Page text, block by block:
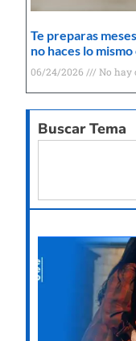
Te preparas
no haces lo
06/24/2026 No hay
Buscar Tema